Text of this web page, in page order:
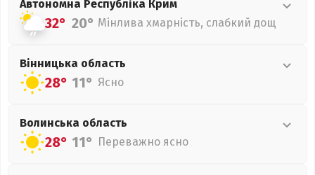
Автономна Республіка Крим
32° 20° Мінлива хмарність, слабкий дощ
Вінницька область
28° 11° Ясно
Волинська область
28° 11° Переважно ясно